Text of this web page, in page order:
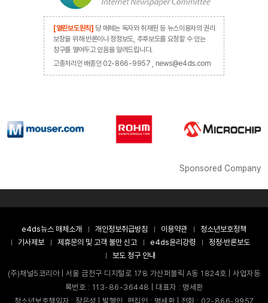
[열린보도원칙] 당 매체는 독자와 취재원 등 뉴스이용자의 권리
보장을 위해 반론이나 정정보도, 추후보도를 요청할 수 있는
창구를 열어두고 있음을 알려드립니다.
고충처리인 배종인 02-866-9957 , news@e4ds.com
Sponsored Company
e4ds뉴스 매체소개 개인정보취급방침 이용약관
청소년보호정책
기사제보
제휴문의 및 고객 불만 신고 e4ds윤리강령
정정·반론보도
보도 청구 안내
(주)채널5코리아 | 서울 금천구 디지털로 178 가산퍼블릭 A동 1824호 | 사업자등
록번호 : 113-86-36448 | 대표자 : 명세환
청소년보호책임자 : 장은성 | 발행인, 편집인 : 명세환 | 전화 : 02-866-9957